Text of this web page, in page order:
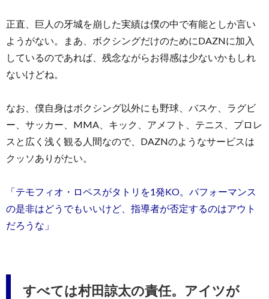
正直、巨人の牙城を崩した実績は僕の中で有能としか言い
ようがない。まあ、ボクシングだけのためにDAZNに加入
しているのであれば、残念ながらお得感は少ないかもしれ
ないけどね。
なお、僕自身はボクシング以外にも野球、バスケ、ラグビ
ー、サッカー、MMA、キック、アメフト、テニス、プロレ
スと広く浅く観る人間なので、DAZNのようなサービスは
クッソありがたい。
「テモフィオ・ロペスがタトリを1発KO。パフォーマンス
の是非はどうでもいいけど、指導者が否定するのはアウト
だろうな」
すべては村田諒太の責任。アイツが